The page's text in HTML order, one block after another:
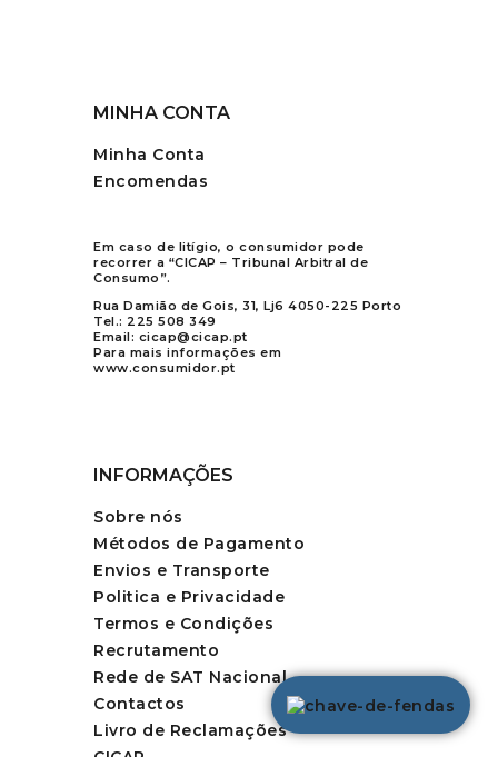
MINHA CONTA
Minha Conta
Encomendas
Em caso de litígio, o consumidor pode
recorrer a “CICAP – Tribunal Arbitral de
Consumo”.
Rua Damião de Gois, 31, Lj6 4050-225 Porto
Tel.: 225 508 349
Email: cicap@cicap.pt
Para mais informações em
www.consumidor.pt
INFORMAÇÕES
Sobre nós
Métodos de Pagamento
Envios e Transporte
Politica e Privacidade
Termos e Condições
Recrutamento
Rede de SAT Nacional
Contactos
Livro de Reclamações